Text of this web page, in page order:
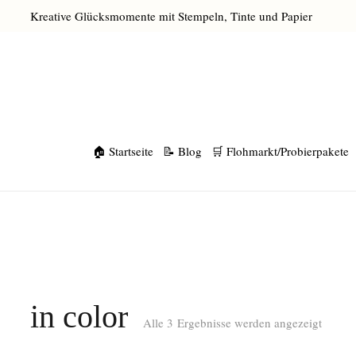
Kreative Glücksmomente mit Stempeln, Tinte und Papier
🏠 Startseite 📝 Blog 🛒 Flohmarkt/Probierpakete
in color Alle 3 Ergebnisse werden angezeigt